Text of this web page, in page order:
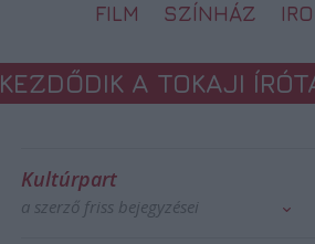
FILM SZÍNHÁZ
KEZDŐDIK A TOKAJI
Kultúrpart
a szerző friss bejegyzései